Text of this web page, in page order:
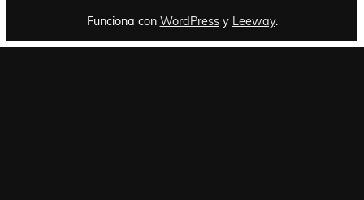
Funciona con WordPressy Leeway.